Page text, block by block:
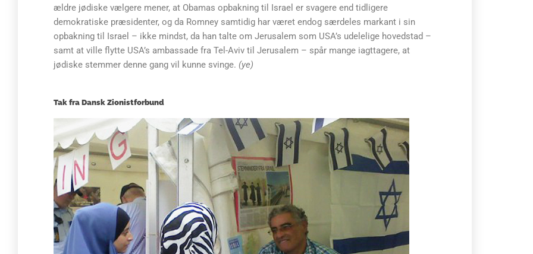
ældre jødiske vælgere mener, at Obamas opbakning til Israel er svagere end tidligere
demokratiske præsidenter, og da Romney samtidig har været endog særdeles markant i sin
opbakning til Israel – ikke mindst, da han talte om Jerusalem som USA’s udelelige hovedstad –
samt at ville flytte USA’s ambassade fra Tel-Aviv til Jerusalem – spår mange iagttagere, at
jødiske stemmer denne gang vil kunne svinge. (ye)
Tak fra Dansk Zionistforbund